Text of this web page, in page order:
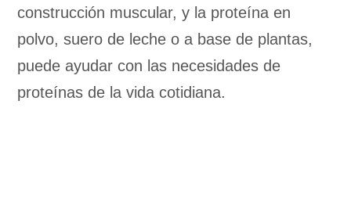
construcción muscular, y la proteína en
polvo, suero de leche o a base de plantas,
puede ayudar con las necesidades de
proteínas de la vida cotidiana.